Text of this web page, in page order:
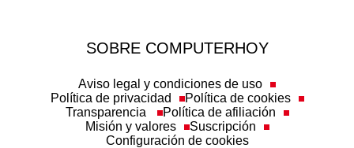
SOBRE COMPUTERHOY
Aviso legal y condiciones de uso
Política de privacidad
Política de cookies
Transparencia
Política de afiliación
Misión y valores
Suscripción
Configuración de cookies